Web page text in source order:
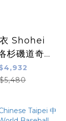
Shohei
磯道奇城
翔平 City
Limited
版 熱轉印